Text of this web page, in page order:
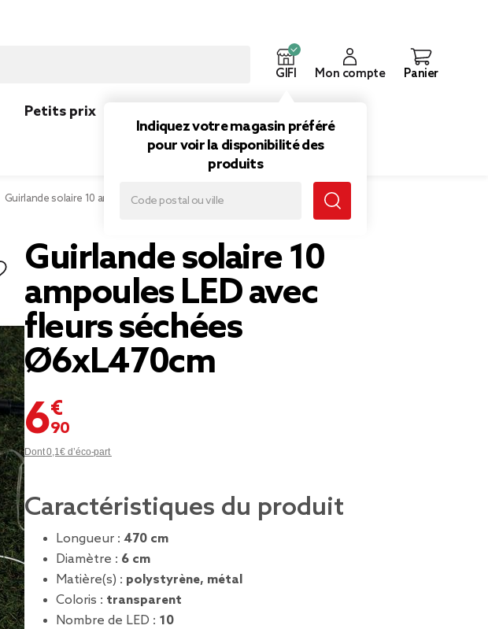
GIFI
Indiquez votre magasin préféré
pour voir la disponibilité des
produits
Mon compte Panier
Petits prix
Guirlande solaire 10 ampoules LED avec fleurs séchées Ø6xL470cm
Guirlande solaire 10
ampoules LED avec
fleurs séchées
Ø6xL470cm
6,90 €
Dont 0,1€ d’éco-part
Caractéristiques du produit
Longueur : 470 cm
Diamètre : 6 cm
Matière(s) : polystyrène, métal
Coloris : transparent
Nombre de LED : 10